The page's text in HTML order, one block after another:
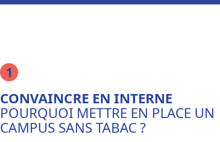
CONVAINCRE EN INTERNE
POURQUOI METTRE EN PLACE UN
CAMPUS SANS TABAC ?